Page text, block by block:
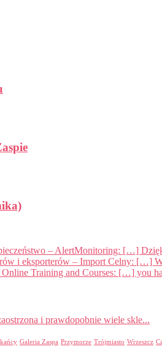
– AlertMonitoring: […]
i eksporterów – Import Celny: […]
Training and Courses: […] you
i prawdopobnie wiele skle...
Galeria Zaspa Przymorze Trójmiasto Wrzeszcz